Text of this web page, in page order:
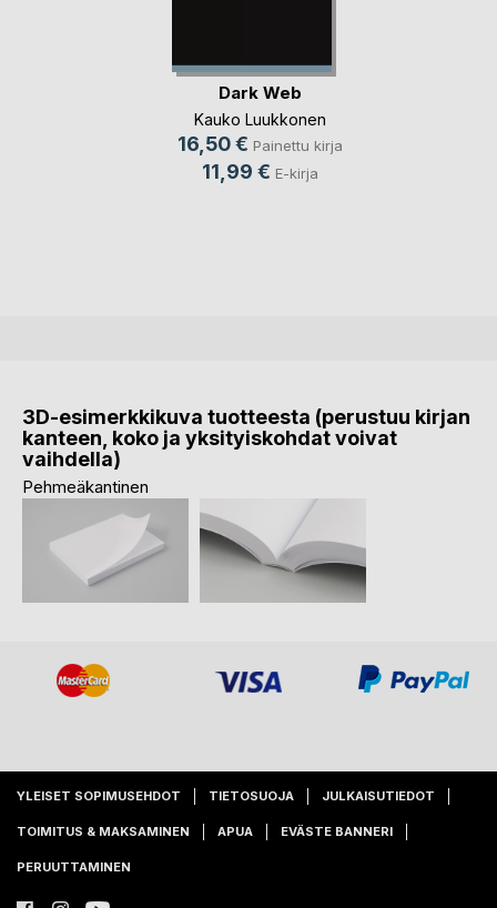
Dark Web
Kauko Luukkonen
16,50 € Painettu kirja
11,99 € E-kirja
3D-esimerkkikuva tuotteesta (perustuu kirjan
kanteen, koko ja yksityiskohdat voivat
vaihdella)
Pehmeäkantinen
YLEISET SOPIMUSEHDOT TIETOSUOJA JULKAISUTIEDOT
TOIMITUS & MAKSAMINEN APUA EVÄSTE BANNERI
PERUUTTAMINEN